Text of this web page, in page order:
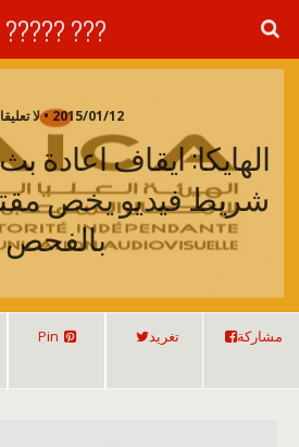
??? ?????
2015/01/12 • لا تعليقات
الهايكا: ايقاف اعادة
شريط فيديو يخص
بالفحص
مشاركة تغريد Pin